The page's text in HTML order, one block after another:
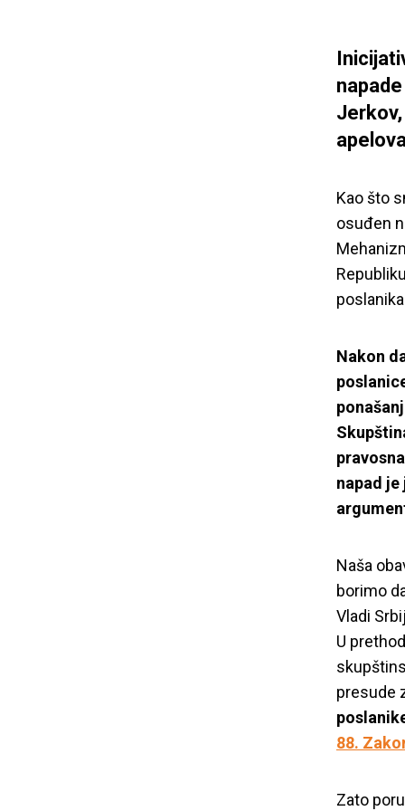
Kao što
osuđen
Nakon
napad
Naša
borimo
Vladi
U
presude
88.
Zato